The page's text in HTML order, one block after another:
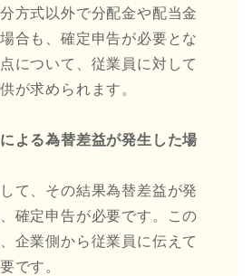
方式以外で分配金や配当金
合も、確定申告が必要とな
について、従業員に対して
が求められます。
よる為替差益が発生した場
て、その結果為替差益が発
確定申告が必要です。この
企業側から従業員に伝えて
です。